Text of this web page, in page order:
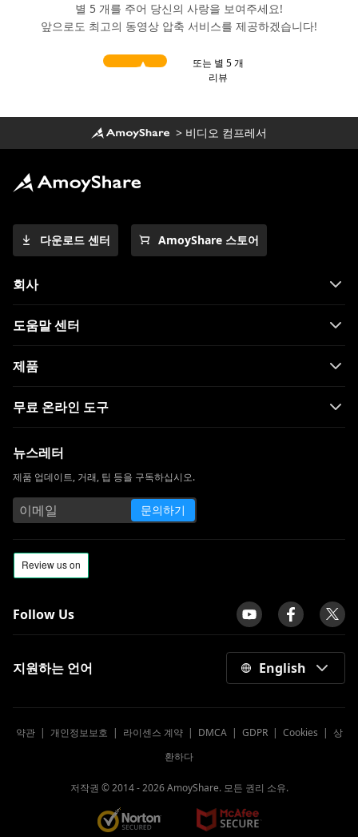
별 5 개를 주어 당신의 사랑을 보여주세요!
앞으로도 최고의 동영상 압축 서비스를 제공하겠습니다!
또는 별 5 개
리뷰
> 비디오 컴프레서
다운로드 센터 AmoyShare 스토어
회사
도움말 센터
제품
무료 온라인 도구
뉴스레터
제품 업데이트, 거래, 팁 등을 구독하십시오.
문의하기
Follow Us
지원하는 언어 English
약관| 개인정보보호 | 라이센스 계약| DMCA| GDPR| Cookies | 상
환하다
저작권 © 2014 -2026AmoyShare. 모든 권리 소유.